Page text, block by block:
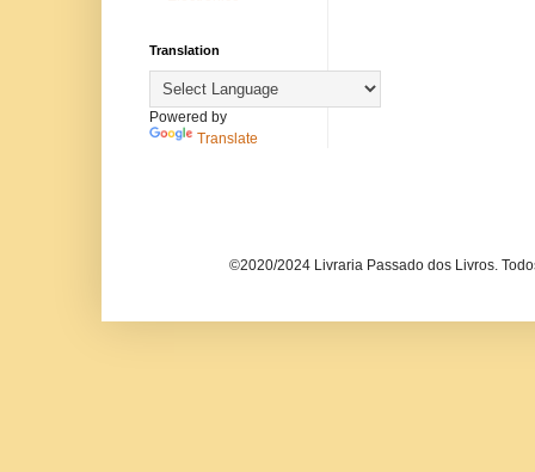
Translation
Powered by
Translate
©2020/2024 Livraria Passado dos Livros.